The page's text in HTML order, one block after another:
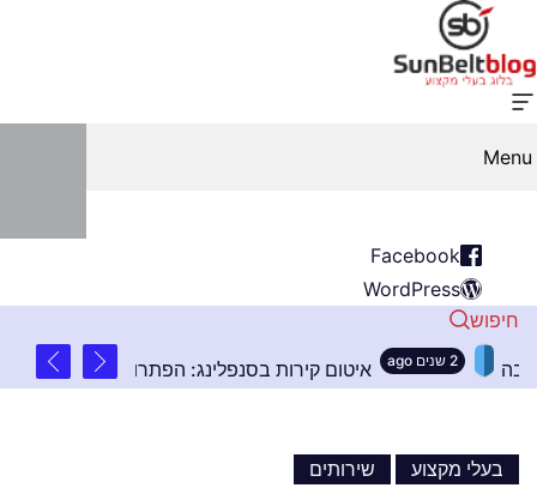
Menu
Facebook
WordPress
חיפוש
בהתקנת שלטים בגובה 2 שנים ago איטום קירות בסנפלינג:
בעלי מקצוע
שירותים